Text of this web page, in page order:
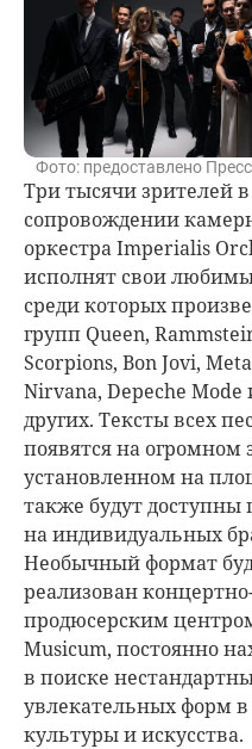
Фото: предоставлено
Три тысячи зрителей в
сопровождении
оркестра Imperialis
исполнят свои
среди которых
групп Queen,
Scorpions, Bon Jovi,
Nirvana, Depeche Mode
других. Тексты всех
появятся на огромном
установленном на
также будут доступны
на индивидуальных
Необычный формат
реализован
продюсерским
Musicum, постоянно
в поиске
увлекательных форм в
культуры и искусства.